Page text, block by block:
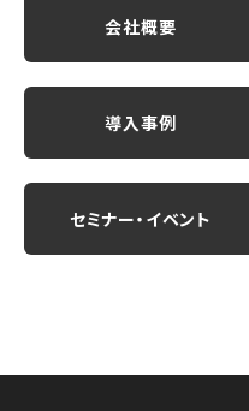
会社概要
導入事例
セミナー・イベント